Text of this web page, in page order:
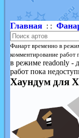
Главная: :
Фанарт временно в
комментирование работ
в режиме readonly -
работ пока
Хаундум для